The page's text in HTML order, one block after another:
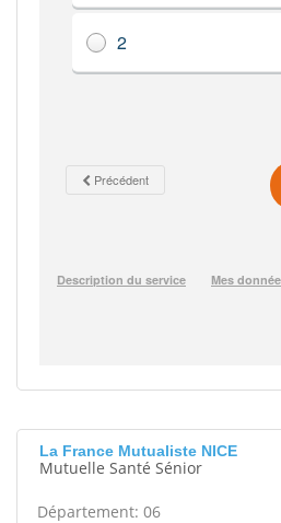
La France Mutualiste NICE
Mutuelle Santé Sénior
Département: 06